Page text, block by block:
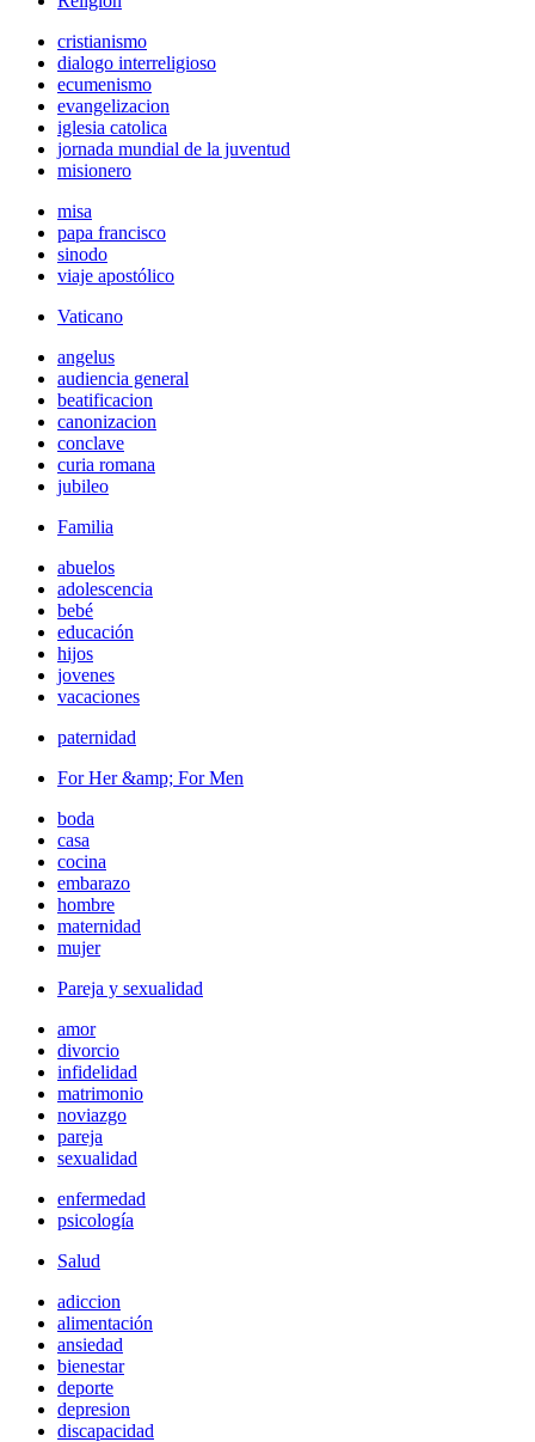
cristianismo
dialogo interreligioso
ecumenismo
evangelizacion
iglesia catolica
jornada mundial de la juventud
misionero
misa
papa francisco
sinodo
viaje apostólico
Vaticano
angelus
audiencia general
beatificacion
canonizacion
conclave
curia romana
jubileo
Familia
abuelos
adolescencia
bebé
educación
hijos
jovenes
vacaciones
paternidad
For Her &amp; For Men
boda
casa
cocina
embarazo
hombre
maternidad
mujer
Pareja y sexualidad
amor
divorcio
infidelidad
matrimonio
noviazgo
pareja
sexualidad
enfermedad
psicología
Salud
adiccion
alimentación
ansiedad
bienestar
deporte
depresion
discapacidad